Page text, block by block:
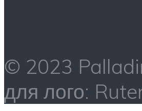
© 2023
для лого: